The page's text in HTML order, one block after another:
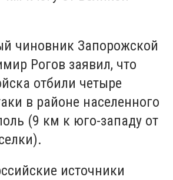
чиновник Запорожской
Рогов заявил, что
отбили четыре
в районе населенного
(9 км к юго-западу от
источники